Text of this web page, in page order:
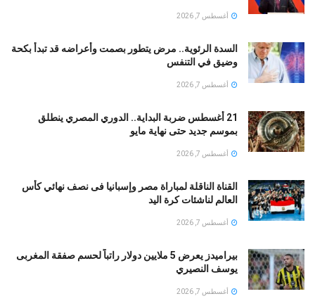
أغسطس 7, 2026
السدة الرئوية.. مرض يتطور بصمت وأعراضه قد تبدأ بكحة
وضيق في التنفس
أغسطس 7, 2026
21 أغسطس ضربة البداية.. الدوري المصري ينطلق
بموسم جديد حتى نهاية مايو
أغسطس 7, 2026
القناة الناقلة لمباراة مصر وإسبانيا فى نصف نهائي كأس
العالم لناشئات كرة اليد
أغسطس 7, 2026
بيراميدز يعرض 5 ملايين دولار راتباً لحسم صفقة المغربى
يوسف النصيري
أغسطس 7, 2026